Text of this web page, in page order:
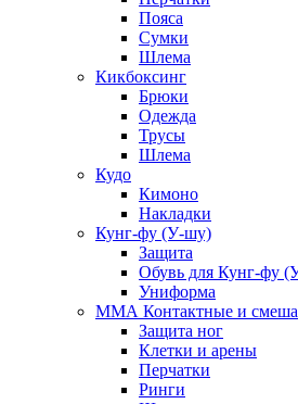
Пояса
Сумки
Шлема
Кикбоксинг
Брюки
Одежда
Трусы
Шлема
Кудо
Кимоно
Накладки
Кунг-фу (У-шу)
Защита
Обувь для Кунг-фу
Униформа
ММА Контактные и
Защита ног
Клетки и арены
Перчатки
Ринги